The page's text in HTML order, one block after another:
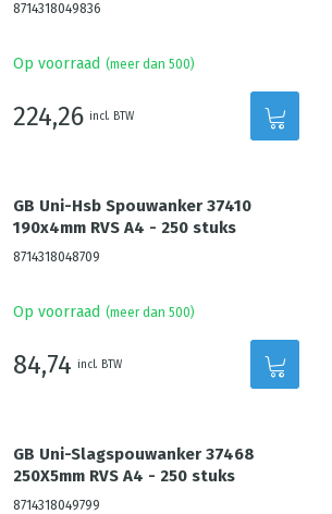
8714318049836
Op voorraad (meer dan 500)
224,26 incl. BTW
GB Uni-Hsb Spouwanker 37410
190x4mm RVS A4 - 250 stuks
8714318048709
Op voorraad (meer dan 500)
84,74 incl. BTW
GB Uni-Slagspouwanker 37468
250X5mm RVS A4 - 250 stuks
8714318049799